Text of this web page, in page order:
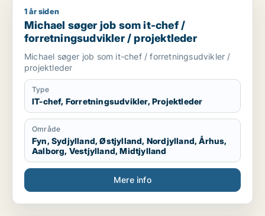
Michael søger job som it-chef / forretningsudvikler /
1 år siden
Michael søger job som it-chef /
forretningsudvikler / projektleder
Michael søger job som it-chef / forretningsudvikler /
projektleder
Type
IT-chef, Forretningsudvikler, Projektleder
Område
Fyn, Sydjylland, Østjylland, Nordjylland, Århus,
Aalborg, Vestjylland, Midtjylland
Mere info